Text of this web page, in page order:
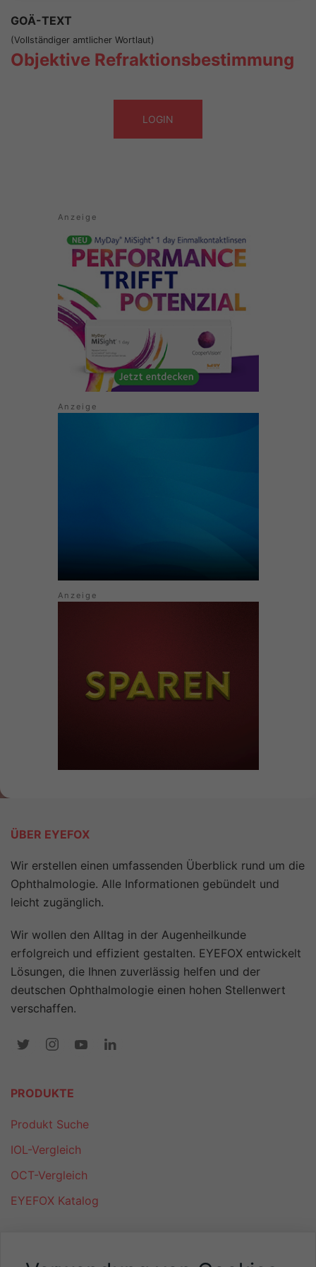
GOÄ-TEXT
(Vollständiger amtlicher Wortlaut)
Objektive Refraktionsbestimmung
LOGIN
ÜBER EYEFOX
Wir erstellen einen umfassenden Überblick rund um die
Ophthalmologie. Alle Informationen gebündelt und
leicht zugänglich.
Wir wollen den Alltag in der Augenheilkunde
erfolgreich und effizient gestalten. EYEFOX entwickelt
Lösungen, die Ihnen zuverlässig helfen und der
deutschen Ophthalmologie einen hohen Stellenwert
verschaffen.
PRODUKTE
Produkt Suche
IOL-Vergleich
OCT-Vergleich
EYEFOX Katalog